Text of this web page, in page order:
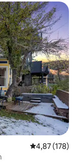
4,87 av 5 i
4,87 (178)